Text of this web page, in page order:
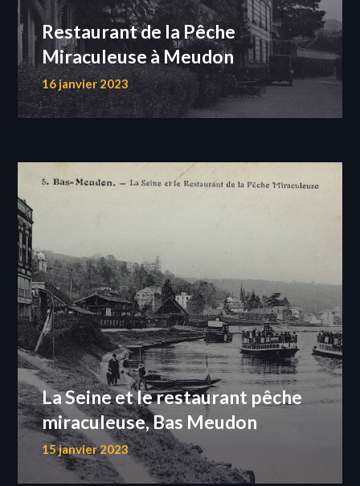
Restaurant de la Pêche
Miraculeuse à Meudon
16 janvier 2023
La Seine et le restaurant pêche
miraculeuse, Bas Meudon
15 janvier 2023